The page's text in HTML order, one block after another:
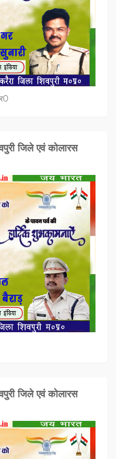
जिले एवं कोलारस
जिले एवं कोलारस